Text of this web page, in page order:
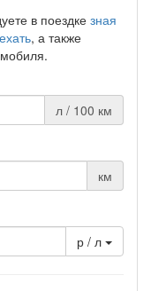
в поездке зная
, а также
л / 100 км
км
р / л